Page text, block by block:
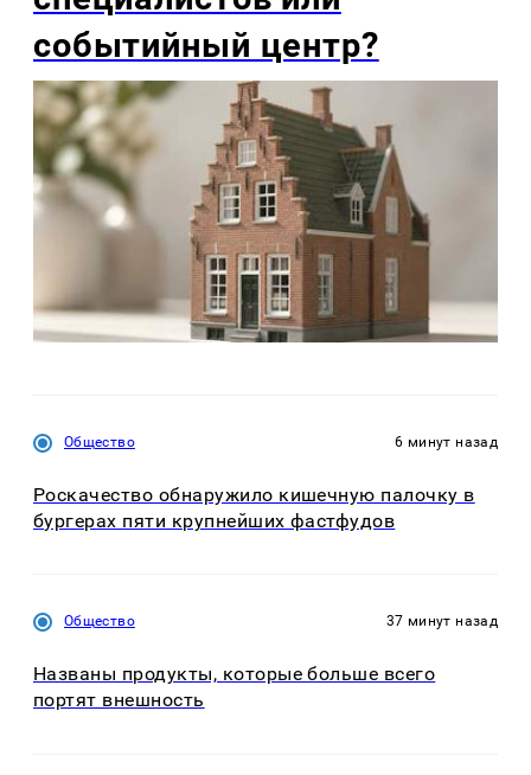
событийный центр?
Общество 6 минут назад
Роскачество обнаружило кишечную палочку в
бургерах пяти крупнейших фастфудов
Общество 37 минут назад
Названы продукты, которые больше всего
портят внешность